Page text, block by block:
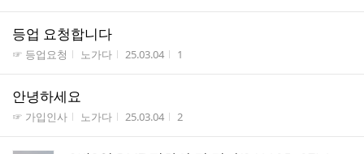
등업 요청합니다
게시판명
☞ 등업요청 작성자
노가다 작성시간
25.03.04 조회수
1
안녕하세요
게시판명
☞ 가입인사 작성자
노가다 작성시간
25.03.04 조회수
2